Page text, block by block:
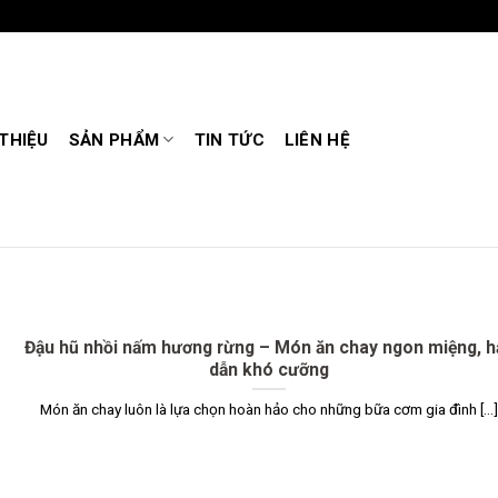
SẢN PHẨM TIN TỨC LIÊN HỆ
Đậu hũ nhồi nấm hương rừng – Món ăn chay ngon miệng,
dẫn khó cưỡng
Món ăn chay luôn là lựa chọn hoàn hảo cho những bữa cơm gia đình [...]